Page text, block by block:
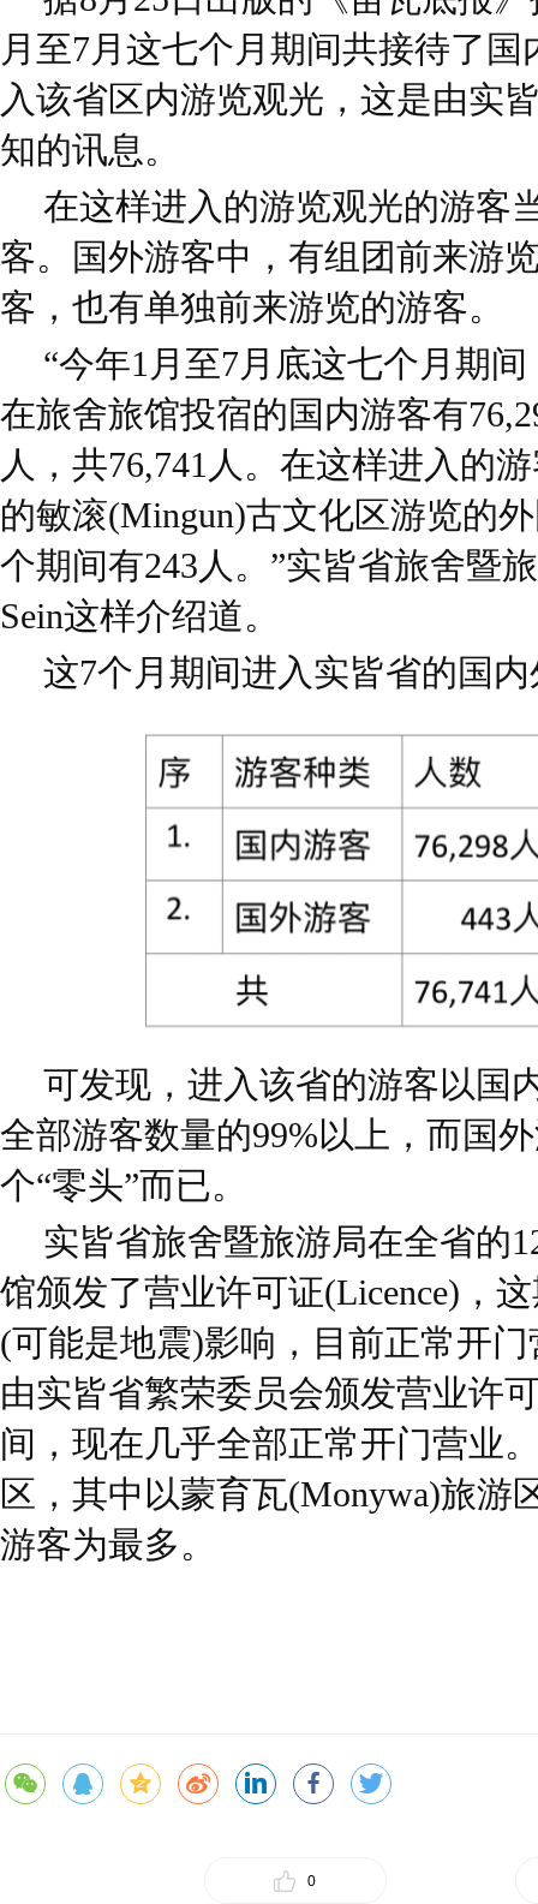
月至7月这七个月期间共接待了国
入该省区内游览观光，这是由实
知的讯息。
在这样进入的游览观光的游客
客。国外游客中，有组团前来游览
客，也有单独前来游览的游客。
“今年1月至7月底这七个月期
在旅舍旅馆投宿的国内游客有
人，共76,741人。在这样进入的
的敏滚(Mingun)古文化区游览的
个期间有243人。”实皆省旅舍暨
Sein这样介绍道。
这7个月期间进入实皆省的国
可发现，进入该省的游客以国
全部游客数量的99%以上，而国
个“零头”而已。
实皆省旅舍暨旅游局在全省的
馆颁发了营业许可证(Licence)，
(可能是地震)影响，目前正常开
由实皆省繁荣委员会颁发营业许
间，现在几乎全部正常开门营业
区，其中以蒙育瓦(Monywa)旅游
游客为最多。
0